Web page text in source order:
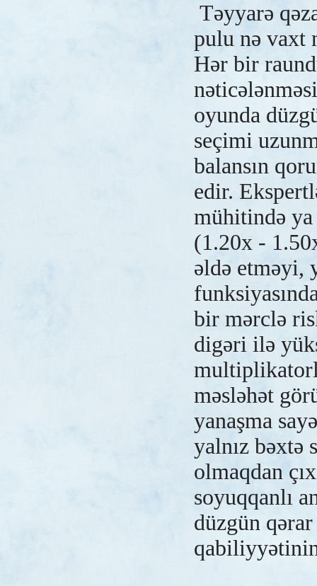
Təyyarə
pulu nə vaxt
Hər bir
oyunda
seçimi
balansın
edir.
mühitində
(1.20x -
əldə etməyi,
bir mərclə
digəri ilə
məsləhət
yanaşma
yalnız bəxtə
olmaqdan
soyuqqanlı
düzgün